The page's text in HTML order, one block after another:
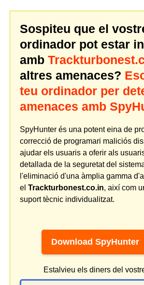
Sospiteu que el
ordinador pot estar
amb
altres amenaces?
teu ordinador per
amenaces amb
SpyHunter és una potent eina de
correcció de programari maliciós
ajudar els usuaris a oferir als
detallada de la seguretat del
l'eliminació d'una àmplia gamma
el Trackturbonest.co.in, així com
suport tècnic individualitzat.
Download SpyHunter
Estalvieu els diners del